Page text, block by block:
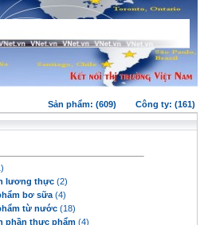
Sản phẩm: (609)
Công ty: (161)
lương thực (2)
bơ sữa (4)
từ nước (18)
phần thực phẩm (4)